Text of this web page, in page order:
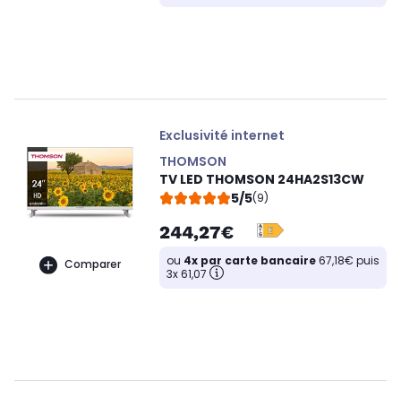
Comparer
Exclusivité internet
THOMSON
TV LED THOMSON 24HA2S13CW
5/5(9)
244,27€
ou 4x par carte bancaire67,18€ puis
3x 61,07